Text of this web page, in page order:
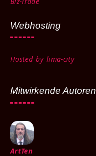
Webhosting
Hosted by lima-city
Mitwirkende Autoren
ArtTen